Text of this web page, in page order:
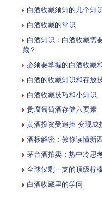
白酒收藏须知的几个知
白酒收藏的常识
白酒知识：白酒收藏需
藏？
必须要掌握的白酒收藏
白酒的收藏知识和存放
白酒收藏技巧和小知识
贵腐葡萄酒存储六要素
黄酒投资受追捧 变现成
酒标解密：教你读懂新
茅台酒拍卖：热中冷思
全球仅剩一支的顶级柠
白酒收藏里的学问